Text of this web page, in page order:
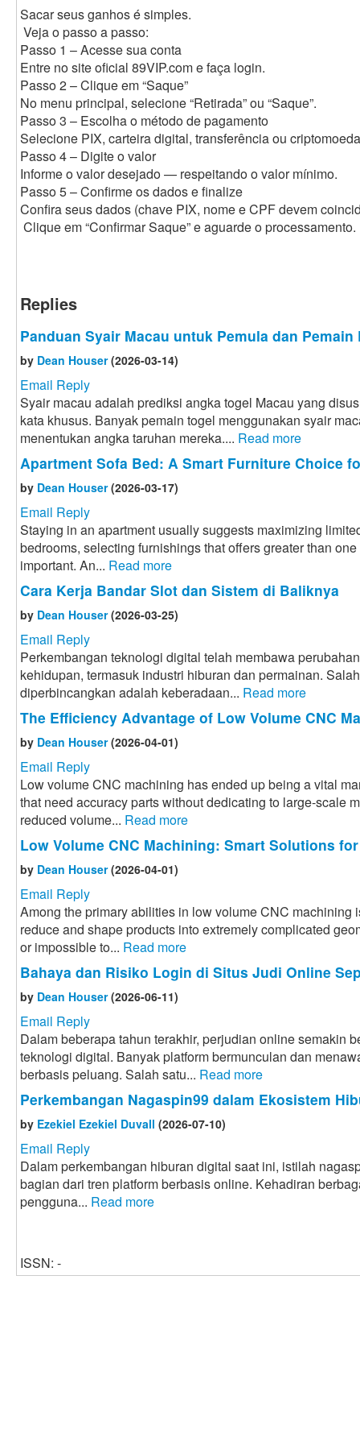
Sacar seus ganhos é simples.
Veja o passo a passo:
Passo 1 – Acesse sua conta
Entre no site oficial 89VIP.com e faça login.
Passo 2 – Clique em “Saque”
No menu principal, selecione “Retirada” ou “Saque”.
Passo 3 – Escolha o método de pagamento
Selecione PIX, carteira digital, transferência ou
Passo 4 – Digite o valor
Informe o valor desejado — respeitando o valor mínimo.
Passo 5 – Confirme os dados e finalize
Confira seus dados (chave PIX, nome e CPF devem
Clique em “Confirmar Saque” e aguarde o processamento.
Replies
Panduan Syair Macau untuk Pemula dan
by Dean Houser(2026-03-14)
Email Reply
Syair macau adalah prediksi angka togel Macau yang
kata khusus. Banyak pemain togel menggunakan syair
menentukan angka taruhan mereka.... Read more
Apartment Sofa Bed: A Smart Furniture Choice
by Dean Houser(2026-03-17)
Email Reply
Staying in an apartment usually suggests maximizing
bedrooms, selecting furnishings that offers greater than
important. An... Read more
Cara Kerja Bandar Slot dan Sistem di Baliknya
by Dean Houser(2026-03-25)
Email Reply
Perkembangan teknologi digital telah membawa
kehidupan, termasuk industri hiburan dan permainan.
diperbincangkan adalah keberadaan... Read more
The Efficiency Advantage of Low Volume CNC
by Dean Houser(2026-04-01)
Email Reply
Low volume CNC machining has ended up being a vital
that need accuracy parts without dedicating to large-scale
reduced volume... Read more
Low Volume CNC Machining: Smart Solutions
by Dean Houser(2026-04-01)
Email Reply
Among the primary abilities in low volume CNC
reduce and shape products into extremely complicated
or impossible to... Read more
Bahaya dan Risiko Login di Situs Judi Online
by Dean Houser(2026-06-11)
Email Reply
Dalam beberapa tahun terakhir, perjudian online semakin
teknologi digital. Banyak platform bermunculan dan
berbasis peluang. Salah satu... Read more
Perkembangan Nagaspin99 dalam Ekosistem
by Ezekiel Ezekiel Duvall (2026-07-10)
Email Reply
Dalam perkembangan hiburan digital saat ini, istilah
bagian dari tren platform berbasis online. Kehadiran
pengguna... Read more
ISSN: -